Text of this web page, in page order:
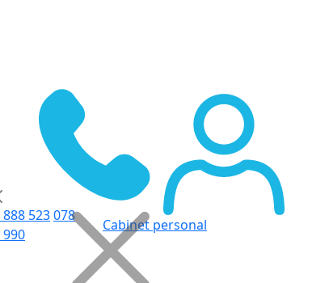
523078
990
Cabinet personal